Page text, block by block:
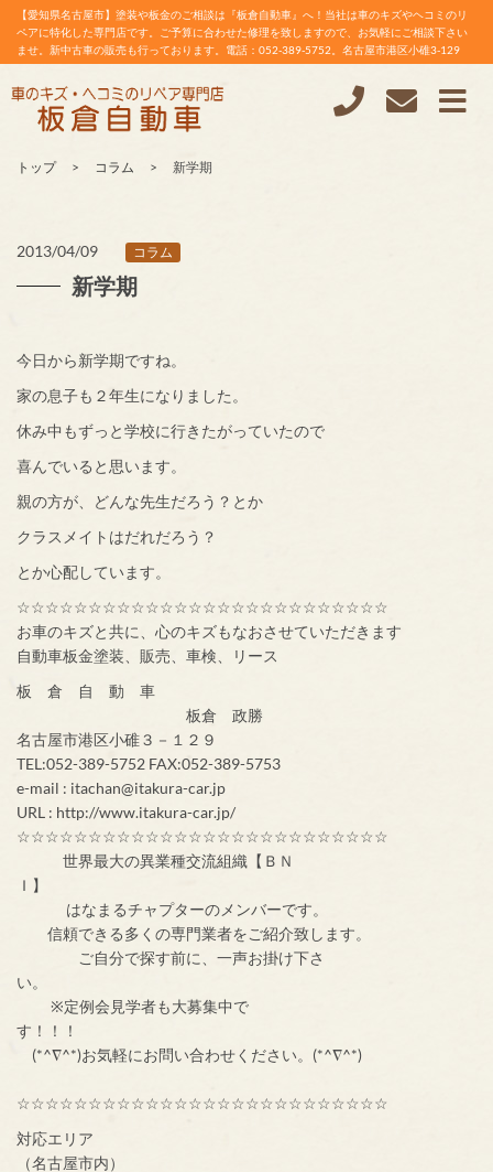
【愛知県名古屋市】塗装や板金のご相談は『板倉自動車』へ！当社は車のキズやヘコミのリ
ペアに特化した専門店です。ご予算に合わせた修理を致しますので、お気軽にご相談下さい
ませ。新中古車の販売も行っております。電話：052-389-5752。名古屋市港区小碓3-129
トップ コラム 新学期
2013/04/09 コラム
新学期
今日から新学期ですね。
家の息子も２年生になりました。
休み中もずっと学校に行きたがっていたので
喜んでいると思います。
親の方が、どんな先生だろう？とか
クラスメイトはだれだろう？
とか心配しています。
☆☆☆☆☆☆☆☆☆☆☆☆☆☆☆☆☆☆☆☆☆☆☆☆☆☆
お車のキズと共に、心のキズもなおさせていただきます
自動車板金塗装、販売、車検、リース
板 倉 自 動 車
板倉 政勝
名古屋市港区小碓３－１２９
TEL:052-389-5752 FAX:052-389-5753
e-mail : itachan@itakura-car.jp
URL : http://www.itakura-car.jp/
☆☆☆☆☆☆☆☆☆☆☆☆☆☆☆☆☆☆☆☆☆☆☆☆☆☆
世界最大の異業種交流組織【ＢＮ
Ｉ】
はなまるチャプターのメンバーです。
信頼できる多くの専門業者をご紹介致します。
ご自分で探す前に、一声お掛け下さ
い。
※定例会見学者も大募集中で
す！！！
(*^∇^*)お気軽にお問い合わせください。(*^∇^*)
☆☆☆☆☆☆☆☆☆☆☆☆☆☆☆☆☆☆☆☆☆☆☆☆☆☆
対応エリア
（名古屋市内）